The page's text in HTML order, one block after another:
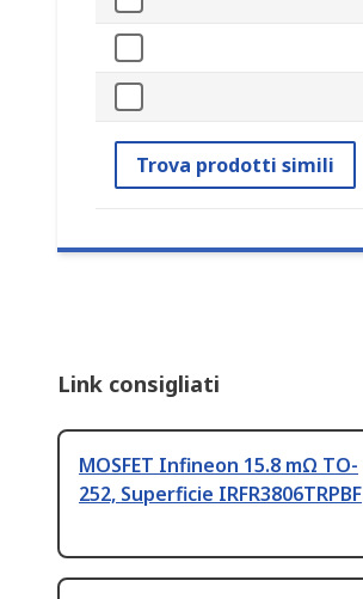
Trova prodotti simili
Link consigliati
MOSFET Infineon 15.8 mΩ TO-
252, Superficie IRFR3806TRPBF